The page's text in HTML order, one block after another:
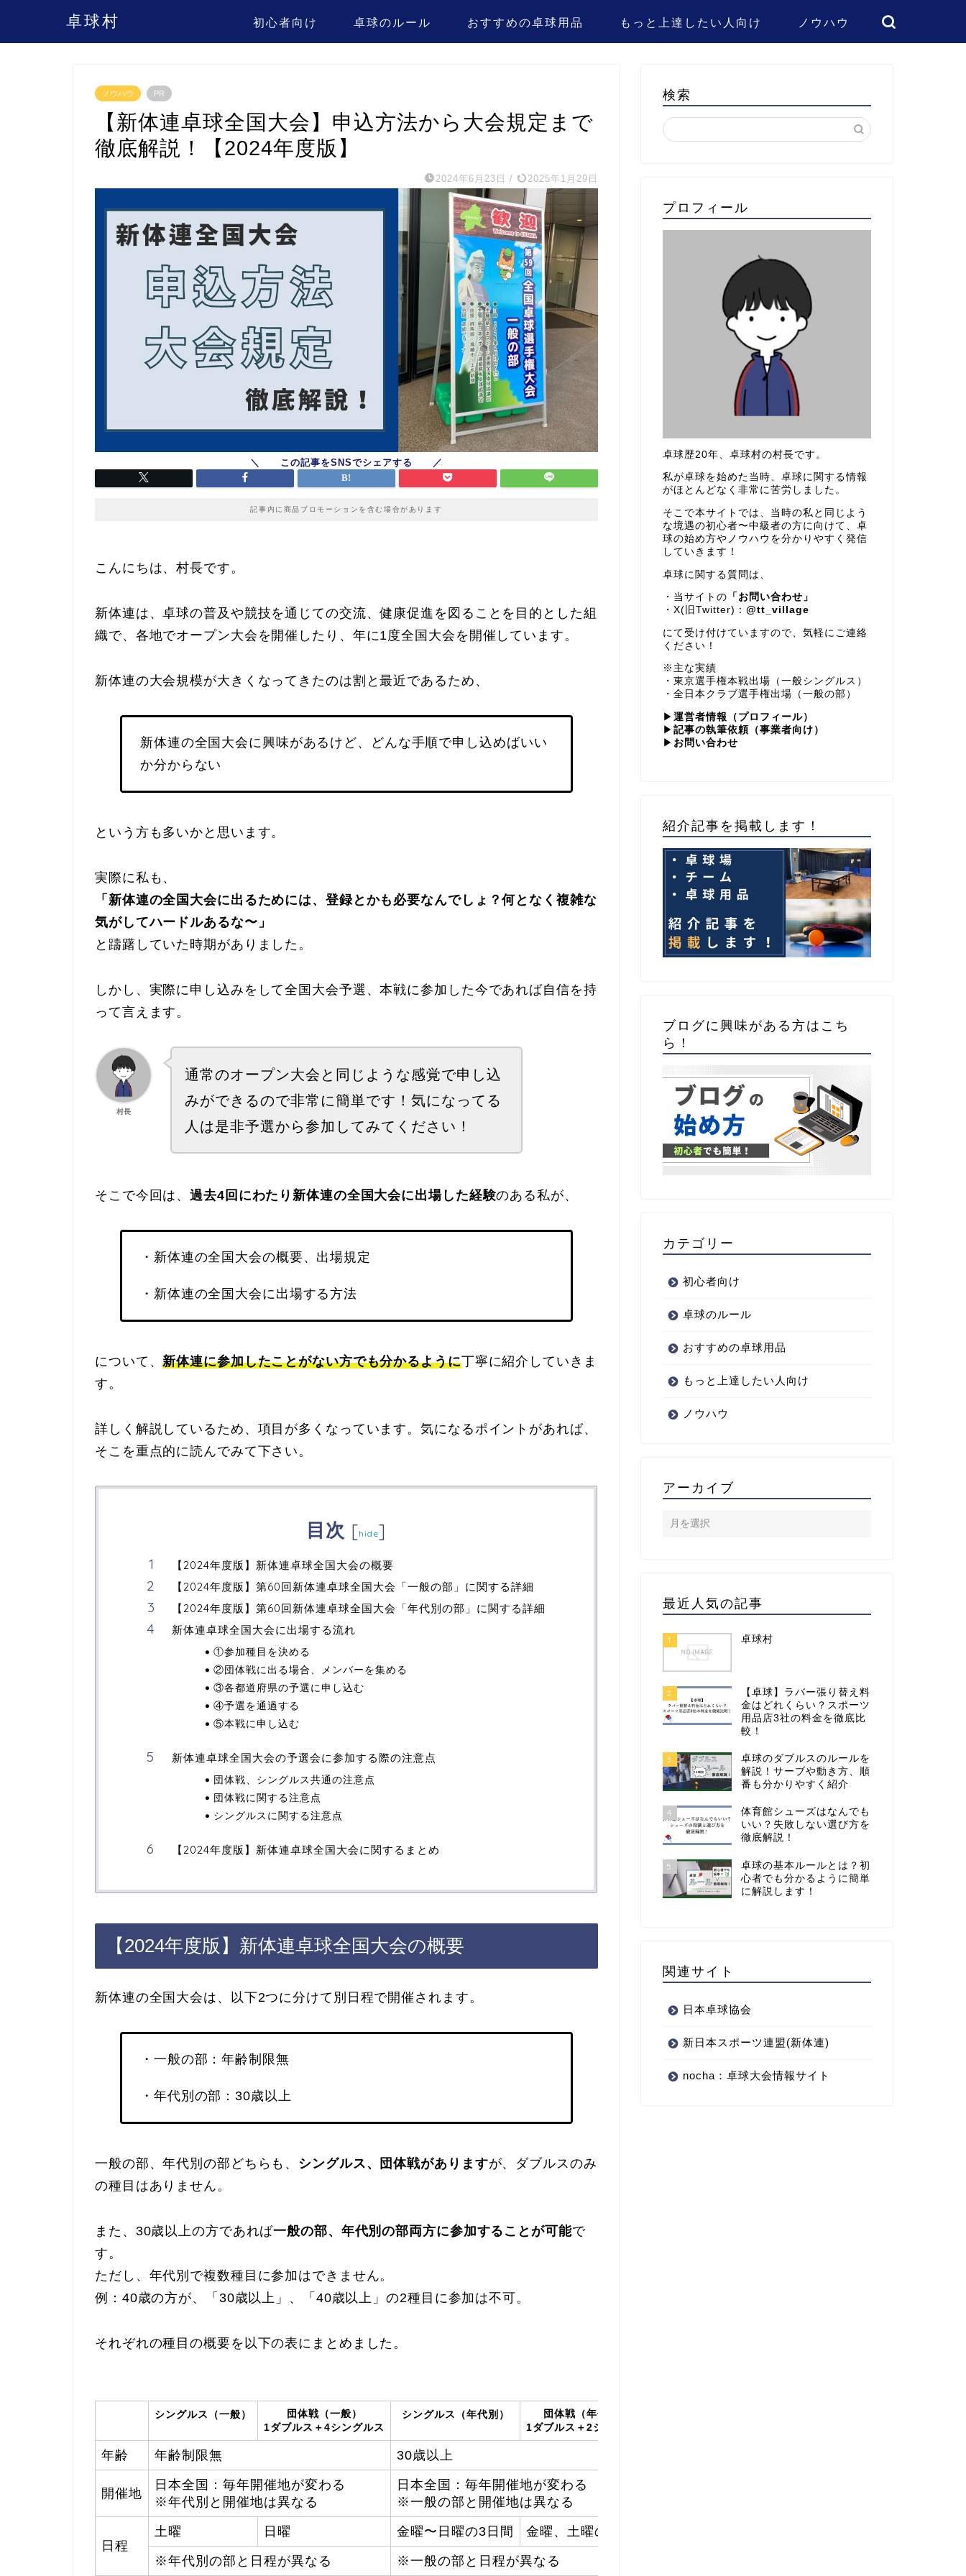
卓球村 初心者向け 卓球のルール おすすめの卓球用品 もっと上達したい人向け ノウハウ
ノウハウ PR
【新体連卓球全国大会】申込方法から大会規定まで
徹底解説！【2024年度版】
2024年6月23日 / 2025年1月29日
記事内に商品プロモーションを含む場合があります
こんにちは、村長です。
新体連は、卓球の普及や競技を通じての交流、健康促進を図ることを目的とした組
織で、各地でオープン大会を開催したり、年に1度全国大会を開催しています。
新体連の大会規模が大きくなってきたのは割と最近であるため、
新体連の全国大会に興味があるけど、どんな手順で申し込めばいい
か分からない
という方も多いかと思います。
実際に私も、
「新体連の全国大会に出るためには、登録とかも必要なんでしょ？何となく複雑な
気がしてハードルあるな〜」
と躊躇していた時期がありました。
しかし、実際に申し込みをして全国大会予選、本戦に参加した今であれば自信を持
って言えます。
村長
通常のオープン大会と同じような感覚で申し込
みができるので非常に簡単です！気になってる
人は是非予選から参加してみてください！
そこで今回は、過去4回にわたり新体連の全国大会に出場した経験のある私が、
・新体連の全国大会の概要、出場規定
・新体連の全国大会に出場する方法
について、新体連に参加したことがない方でも分かるように丁寧に紹介していきま
す。
詳しく解説しているため、項目が多くなっています。気になるポイントがあれば、
そこを重点的に読んでみて下さい。
目次 [hide]
【2024年度版】新体連卓球全国大会の概要
【2024年度版】第60回新体連卓球全国大会「一般の部」に関する詳細
【2024年度版】第60回新体連卓球全国大会「年代別の部」に関する詳細
新体連卓球全国大会に出場する流れ
①参加種目を決める
②団体戦に出る場合、メンバーを集める
③各都道府県の予選に申し込む
④予選を通過する
⑤本戦に申し込む
新体連卓球全国大会の予選会に参加する際の注意点
団体戦、シングルス共通の注意点
団体戦に関する注意点
シングルスに関する注意点
【2024年度版】新体連卓球全国大会に関するまとめ
【2024年度版】新体連卓球全国大会の概要
新体連の全国大会は、以下2つに分けて別日程で開催されます。
・一般の部：年齢制限無
・年代別の部：30歳以上
一般の部、年代別の部どちらも、 シングルス、団体戦がありますが、ダブルスのみ
の種目はありません。
また、30歳以上の方であれば一般の部、年代別の部両方に参加することが可能で
す。
ただし、年代別で複数種目に参加はできません。
例：40歳の方が、「30歳以上」、「40歳以上」の2種目に参加は不可。
それぞれの種目の概要を以下の表にまとめました。
シングルス（一般）
団体戦（一般）
1ダブルス＋4シングルス
シングルス（年代別）
団体戦（年代別）
1ダブルス＋2シングルス
年齢 年齢制限無 30歳以上
開催地
日本全国：毎年開催地が変わる
※年代別と開催地は異なる
日本全国：毎年開催地が変わる
※一般の部と開催地は異なる
日程
土曜 日曜 金曜〜日曜の3日間 金曜、土曜の2日間
※年代別の部と日程が異なる ※一般の部と日程が異なる
検索
プロフィール
卓球歴20年、卓球村の村長です。
私が卓球を始めた当時、卓球に関する情報
がほとんどなく非常に苦労しました。
そこで本サイトでは、当時の私と同じよう
な境遇の初心者〜中級者の方に向けて、卓
球の始め方やノウハウを分かりやすく発信
していきます！
卓球に関する質問は、
・当サイトの 「お問い合わせ」
・X(旧Twitter)： @tt_village
にて受け付けていますので、気軽にご連絡
ください！
※主な実績
・東京選手権本戦出場（一般シングルス）
・全日本クラブ選手権出場（一般の部）
▶ 運営者情報（プロフィール）
▶ 記事の執筆依頼（事業者向け）
▶ お問い合わせ
紹介記事を掲載します！
ブログに興味がある方はこち
ら！
カテゴリー
初心者向け
卓球のルール
おすすめの卓球用品
もっと上達したい人向け
ノウハウ
アーカイブ
最近人気の記事
1 卓球村
2
【卓球】ラバー張り替え料
金はどれくらい？スポーツ
用品店3社の料金を徹底比
較！
3
卓球のダブルスのルールを
解説！サーブや動き方、順
番も分かりやすく紹介
4
体育館シューズはなんでも
いい？失敗しない選び方を
徹底解説！
5
卓球の基本ルールとは？初
心者でも分かるように簡単
に解説します！
関連サイト
日本卓球協会
新日本スポーツ連盟(新体連)
nocha：卓球大会情報サイト